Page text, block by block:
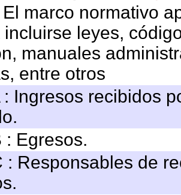
El marco normativo
incluirse leyes,
manuales
entre otros
: Ingresos recibidos
: Egresos.
: Responsables de